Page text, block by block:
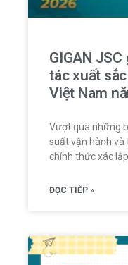
GIGAN JSC
tác xuất
Việt Nam
Vượt qua những
suất vận hành và
chính thức xác
ĐỌC TIẾP »